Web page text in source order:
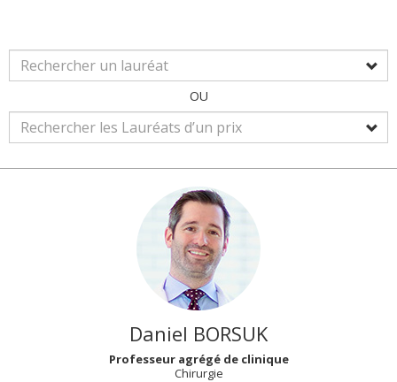
OU
Daniel BORSUK
Professeur agrégé de clinique
Chirurgie